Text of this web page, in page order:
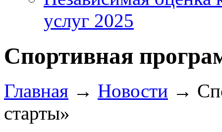
услуг 2025
Спортивная
Главная → Новости →
старты»